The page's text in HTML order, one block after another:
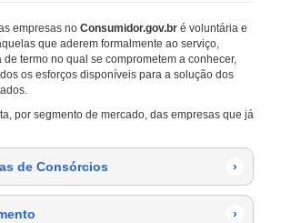
empresas no Consumidor.gov.br é voluntária e
que aderem formalmente ao serviço,
termo no qual se comprometem a conhecer,
os esforços disponíveis para a solução dos
por segmento de mercado, das empresas que já
de Consórcios ›
›